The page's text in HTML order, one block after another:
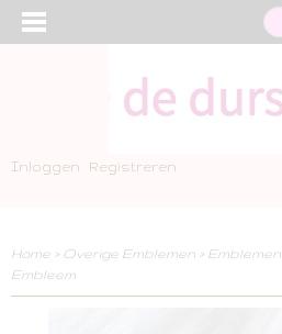
Inloggen Registreren
Home > Overige Emblemen > Emblemen
Embleem